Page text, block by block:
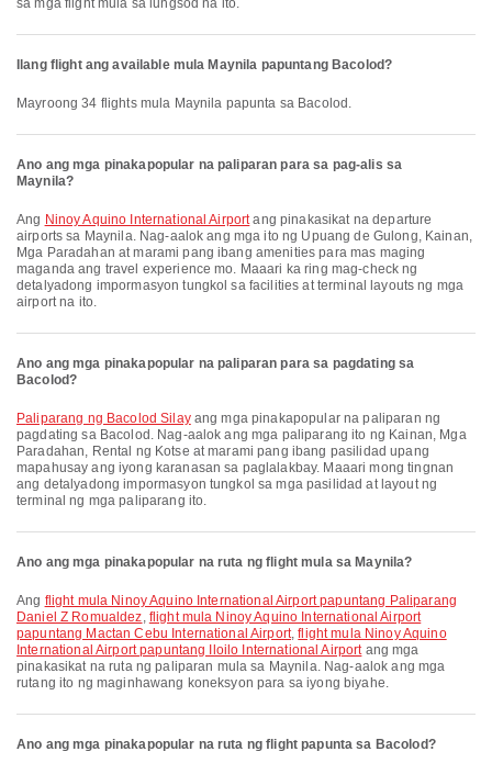
sa mga flight mula sa lungsod na ito.
Ilang flight ang available mula Maynila papuntang Bacolod?
Mayroong 34 flights mula Maynila papunta sa Bacolod.
Ano ang mga pinakapopular na paliparan para sa pag-alis sa
Maynila?
Ang Ninoy Aquino International Airportang pinakasikat na departure
airports sa Maynila. Nag-aalok ang mga ito ng Upuang de Gulong, Kainan,
Mga Paradahan at marami pang ibang amenities para mas maging
maganda ang travel experience mo. Maaari ka ring mag-check ng
detalyadong impormasyon tungkol sa facilities at terminal layouts ng mga
airport na ito.
Ano ang mga pinakapopular na paliparan para sa pagdating sa
Bacolod?
Paliparang ng Bacolod Silayang mga pinakapopular na paliparan ng
pagdating sa Bacolod. Nag-aalok ang mga paliparang ito ng Kainan, Mga
Paradahan, Rental ng Kotse at marami pang ibang pasilidad upang
mapahusay ang iyong karanasan sa paglalakbay. Maaari mong tingnan
ang detalyadong impormasyon tungkol sa mga pasilidad at layout ng
terminal ng mga paliparang ito.
Ano ang mga pinakapopular na ruta ng flight mula sa Maynila?
Ang flight mula Ninoy Aquino International Airport papuntang Paliparang
Daniel Z Romualdez, flight mula Ninoy Aquino International Airport
papuntang Mactan Cebu International Airport,flight mula Ninoy Aquino
International Airport papuntang Iloilo International Airportang mga
pinakasikat na ruta ng paliparan mula sa Maynila. Nag-aalok ang mga
rutang ito ng maginhawang koneksyon para sa iyong biyahe.
Ano ang mga pinakapopular na ruta ng flight papunta sa Bacolod?